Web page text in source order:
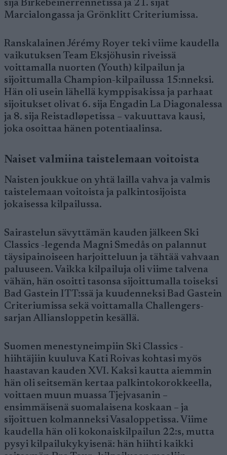
sija Birkebeinerrennetissä ja 21. sijat
Marcialongassa ja Grönklitt Criteriumissa.
Ranskalainen Jérémy Royer teki viime kaudella
vaikutuksen Team Eksjöhusin riveissä
voittamalla nuorten (Youth) kilpailun ja
sijoittumalla Champion-kilpailussa 15:nneksi.
Hän oli usein lähellä kymppisakissa ja parhaat
sijoitukset olivat 6. sija Engadin La Diagonalessa
ja 8. sija Reistadløpetissa – vakuuttava kausi,
joka osoittaa hänen potentiaalinsa.
Naiset valmiina taistelemaan voitoista
Naisten joukkue on yhtä lailla vahva ja valmis
taistelemaan voitoista ja palkintosijoista
jokaisessa kilpailussa.
Sairastelun sävyttämän kauden jälkeen Ski
Classics -legenda Magni Smedås on palannut
täysipainoiseen harjoitteluun ja tähtää vahvaan
paluuseen. Vaikka kilpailuja oli viime talvena
vähän, hän osoitti tasonsa sijoittumalla toiseksi
Bad Gastein ITT:ssä ja kuudenneksi Bad Gastein
Criteriumissa sekä voittamalla Challengers-
sarjan Alliansloppetin kesällä.
Suomen menestyneimpiin Ski Classics -
hiihtäjiin kuuluva Kati Roivas kohtasi myös
haastavan kauden XVI. Kaksi kautta aiemmin
hän oli seitsemän kertaa palkintokorokkeella,
voittaen muun muassa Tjejvasanin –
ensimmäisenä suomalaisena koskaan – ja
sijoittuen kolmanneksi Vasaloppetissa. Viime
kaudella hän oli kokonaiskilpailun 22:s, mutta
pysyi kilpailukykyisenä: hän hiihti kaikki